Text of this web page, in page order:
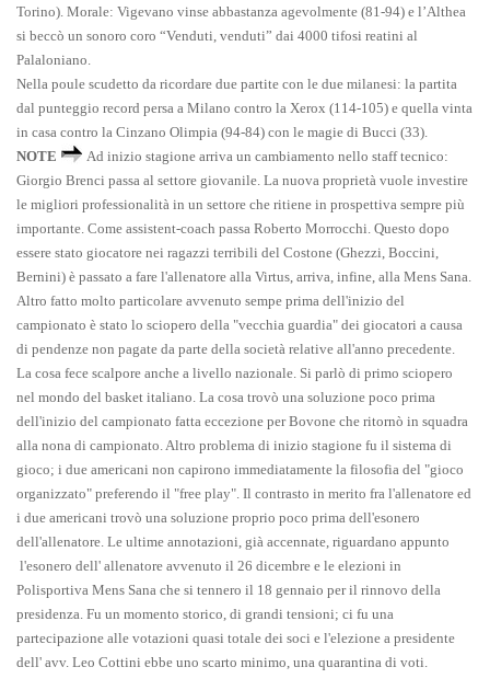
Torino). Morale: Vigevano vinse abbastanza agevolmente (81-94) e l’Althea
si beccò un sonoro coro “Venduti, venduti” dai 4000 tifosi reatini al
Palaloniano.
Nella poule scudetto da ricordare due partite con le due milanesi: la partita
dal punteggio record persa a Milano contro la Xerox (114-105) e quella vinta
in casa contro la Cinzano Olimpia (94-84) con le magie di Bucci (33).
NOTE
Ad inizio stagione arriva un cambiamento nello staff tecnico:
Giorgio Brenci passa al settore giovanile. La nuova proprietà vuole investire
le migliori professionalità in un settore che ritiene in prospettiva sempre più
importante. Come assistent-coach passa Roberto Morrocchi. Questo dopo
essere stato giocatore nei ragazzi terribili del Costone (Ghezzi, Boccini,
Bernini) è passato a fare l'allenatore alla Virtus, arriva, infine, alla Mens Sana.
Altro fatto molto particolare avvenuto sempe prima dell'inizio del
campionato è stato lo sciopero della "vecchia guardia" dei giocatori a causa
di pendenze non pagate da parte della società relative all'anno precedente.
La cosa fece scalpore anche a livello nazionale. Si parlò di primo sciopero
nel mondo del basket italiano. La cosa trovò una soluzione poco prima
dell'inizio del campionato fatta eccezione per Bovone che ritornò in squadra
alla nona di campionato. Altro problema di inizio stagione fu il sistema di
gioco; i due americani non capirono immediatamente la filosofia del "gioco
organizzato" preferendo il "free play". Il contrasto in merito fra l'allenatore ed
i due americani trovò una soluzione proprio poco prima dell'esonero
dell'allenatore. Le ultime annotazioni, già accennate, riguardano appunto
l'esonero dell' allenatore avvenuto il 26 dicembre e le elezioni in
Polisportiva Mens Sana che si tennero il 18 gennaio per il rinnovo della
presidenza. Fu un momento storico, di grandi tensioni; ci fu una
partecipazione alle votazioni quasi totale dei soci e l'elezione a presidente
dell' avv. Leo Cottini ebbe uno scarto minimo, una quarantina di voti.